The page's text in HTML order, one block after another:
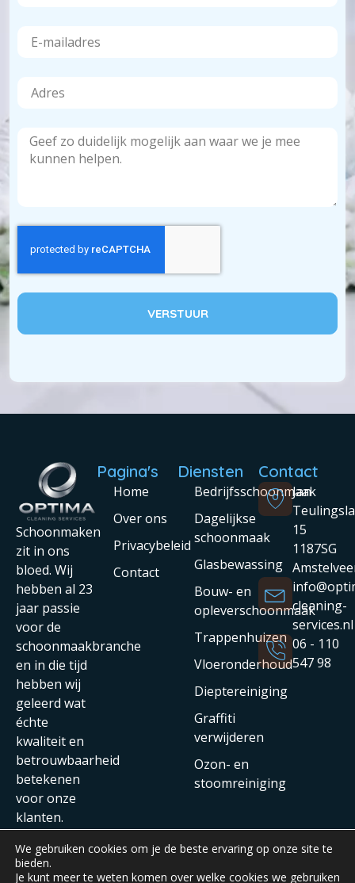
VERSTUUR
Schoonmaken
zit in ons
bloed. Wij
hebben al 23
jaar passie
voor de
schoonmaakbranche
en in die tijd
hebben wij
geleerd wat
échte
kwaliteit en
betrouwbaarheid
betekenen
voor onze
klanten.
Pagina's
Home
Over ons
Privacybeleid
Contact
Diensten
Bedrijfsschoonmaak
Dagelijkse
schoonmaak
Glasbewassing
Bouw- en
opleverschoonmaak
Trappenhuizen
Vloeronderhoud
Dieptereiniging
Graffiti
verwijderen
Ozon- en
stoomreiniging
Contact
Jan
15
1187SG
cleaning-
services.nl
06 - 110
547 98
We gebruiken cookies om je de beste ervaring op onze site te
bieden.
Je kunt meer te weten komen over welke cookies we gebruiken